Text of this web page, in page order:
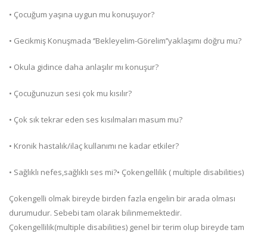
• Çocuğum yaşına uygun mu konuşuyor?
• Gecikmiş Konuşmada ‘’Bekleyelim-Görelim’’yaklaşımı doğru mu?
• Okula gidince daha anlaşılır mı konuşur?
• Çocuğunuzun sesi çok mu kısılır?
• Çok sık tekrar eden ses kısılmaları masum mu?
• Kronik hastalık/ilaç kullanımı ne kadar etkiler?
• Sağlıklı nefes,sağlıklı ses mi?• Çokengellilik ( multiple disabilities)
Çokengelli olmak bireyde birden fazla engelin bir arada olması
durumudur. Sebebi tam olarak bilinmemektedir.
Çokengellilik(multiple disabilities) genel bir terim olup bireyde tam